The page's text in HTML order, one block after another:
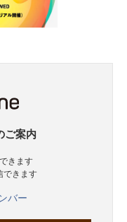
ご案内
きます
できます
バー